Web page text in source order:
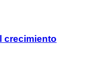
crecimiento